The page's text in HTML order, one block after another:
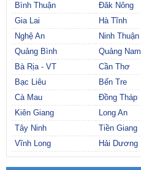
Bình Thuận
Đăk Nông
Gia Lai
Hà Tĩnh
Nghệ An
Ninh Thuận
Quảng Bình
Quảng Nam
Bà Rịa - VT
Cần Thơ
Bạc Liêu
Bến Tre
Cà Mau
Đồng Tháp
Kiên Giang
Long An
Tây Ninh
Tiền Giang
Vĩnh Long
Hải Dương